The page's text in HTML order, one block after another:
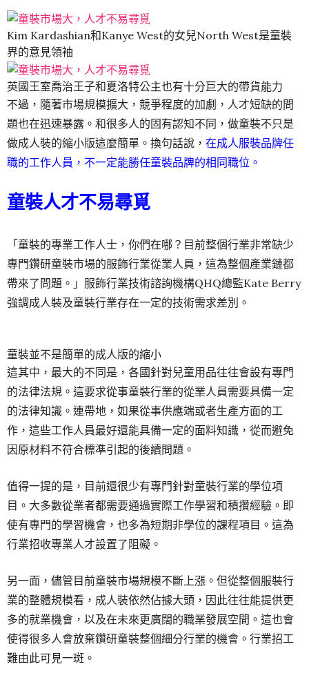
Kim Kardashian和Kanye West的女兒North West是童裝
界的意見領袖
英國王室喬治王子和夏洛特公主也有十分巨大的帶貨能力
不過，隨著市場規模擴大，競爭程度的加劇，人才短缺的問
題也在迅速暴露。和很多人的固有認知不同，做童裝不只是
做成人裝的縮小版這麼簡單。換句話說， 在成人服裝品牌任
職的工作人員，不一定能勝任童裝品牌的相同職位。
童裝人才不易尋覓
「童裝的專業工作人士，你們在哪？目前整個行業非常缺少
專門鑽研童裝市場的服飾行業從業人員，這為整個產業鏈都
帶來了問題。」服飾行業技術諮詢機構QHQ總監Kate Berry
強調成人裝及童裝行業存在一定的技術需求差別。
童裝並不是簡單的成人版的縮小
這其中，最大的不同是，各國針對兒童用品往往會設有專門
的法律法規。這要求從事童裝行業的從業人員需要具備一定
的法律知識。連帶地，如果從事供應端或者生產方面的工
作，這些工作人員最好還能具備一定的面料知識，從而避免
因原材料不符合標準引起的後續問題。
值得一提的是，目前還很少有專門針對童裝行業的學位項
目。大多數從業者都需要通過實際工作學習和積攢經驗。即
使有專門的學習機會，也多為短期非學位的課程項目。這為
行業招收專業人才設置了阻礙。
另一面，儘管目前童裝市場規模不斷上漲。但從整個服裝行
業的整體規模看，成人裝依然佔據大頭，因此往往能提供更
多的就業機會，以及在未來更廣闊的職業發展空間。這也會
使得很多人會放棄鑽研童裝整個細分行業的機會。行業招工
難由此可見一斑。